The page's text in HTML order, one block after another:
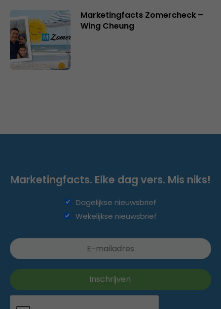
Marketingfacts Zomercheck –
Wing Cheung
Marketingfacts. Elke dag vers. Mis niks!
Dagelijkse nieuwsbrief
Wekelijkse nieuwsbrief